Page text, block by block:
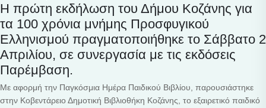
Η πρώτη εκδήλωση του Δήμου Κοζάνης για
τα 100 χρόνια μνήμης Προσφυγικού
Ελληνισμού πραγματοποιήθηκε το Σάββατο 2
Απριλίου, σε συνεργασία με τις εκδόσεις
Παρέμβαση.
Με αφορμή την Παγκόσμια Ημέρα Παιδικού Βιβλίου, παρουσιάστηκε
στην Κοβεντάρειο Δημοτική Βιβλιοθήκη Κοζάνης, το εξαιρετικό παιδικό